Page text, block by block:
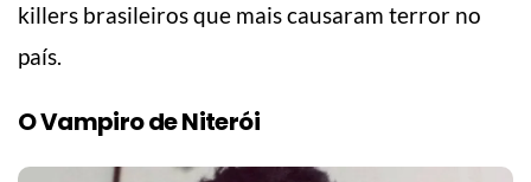
killers brasileiros que mais causaram terror no
país.
O Vampiro de Niterói